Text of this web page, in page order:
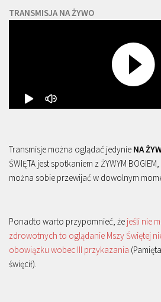
TRANSMISJA NA ŻYWO
Transmisje można oglądać jedynie NA
ŚWIĘTA jest spotkaniem z ŻYWYM
można sobie przewijać w dowolnym
Ponadto warto przypomnieć, że jeśli nie
zdrowotnych to oglądanie Mszy Świętej
obowiązku wobec III przykazania
święcił).